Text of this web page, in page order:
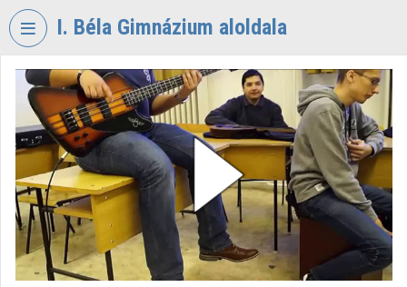
Fejléc kihagyása
I. Béla Gimnázium aloldala
VIDEOTORIUM
I.
BÉLA
GIMNÁZIUM
Intézményi kezdőlap
Bejelentkezés